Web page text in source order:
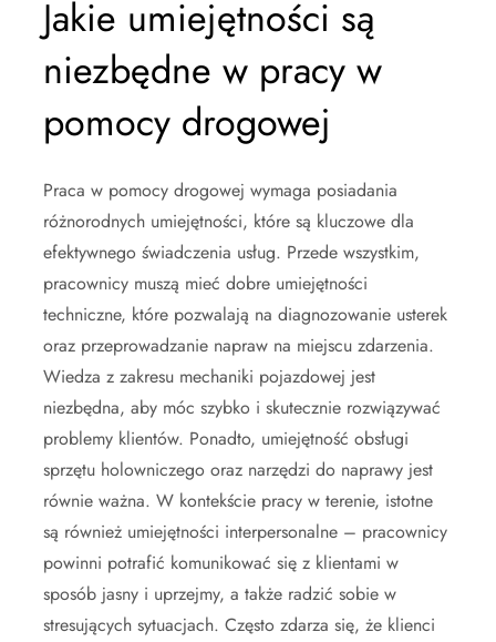
Jakie umiejętności są
niezbędne w pracy w
pomocy drogowej
Praca w pomocy drogowej wymaga posiadania
różnorodnych umiejętności, które są kluczowe dla
efektywnego świadczenia usług. Przede wszystkim,
pracownicy muszą mieć dobre umiejętności
techniczne, które pozwalają na diagnozowanie usterek
oraz przeprowadzanie napraw na miejscu zdarzenia.
Wiedza z zakresu mechaniki pojazdowej jest
niezbędna, aby móc szybko i skutecznie rozwiązywać
problemy klientów. Ponadto, umiejętność obsługi
sprzętu holowniczego oraz narzędzi do naprawy jest
równie ważna. W kontekście pracy w terenie, istotne
są również umiejętności interpersonalne – pracownicy
powinni potrafić komunikować się z klientami w
sposób jasny i uprzejmy, a także radzić sobie w
stresujących sytuacjach. Często zdarza się, że klienci